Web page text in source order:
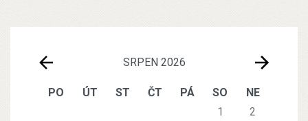
SRPEN 2026
PO ÚT ST ČT PÁ SO
NE
1
2